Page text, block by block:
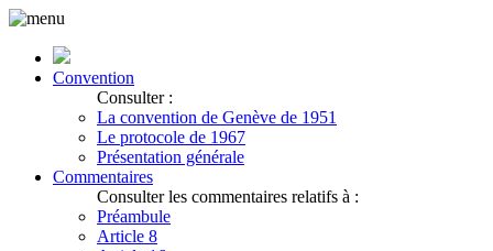
Convention
Consulter :
La convention de Genève de 1951
Le protocole de 1967
Présentation générale
Commentaires
Consulter les commentaires relatifs à :
Préambule
Article 8